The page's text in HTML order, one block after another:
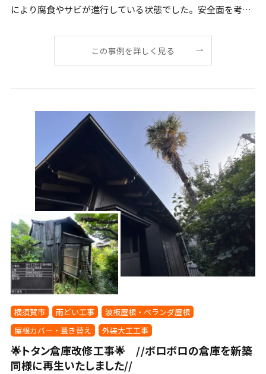
により腐食やサビが進行している状態でした。安全面を考慮
この事例を詳しく見る
横須賀市 雨どい工事
波板屋根・ベランダ屋根
屋根カバー・葺き替え
外装大工工事
🌟トタン倉庫改修工事🌟 //ボロボロの倉庫を新築
同様に再生いたしました//